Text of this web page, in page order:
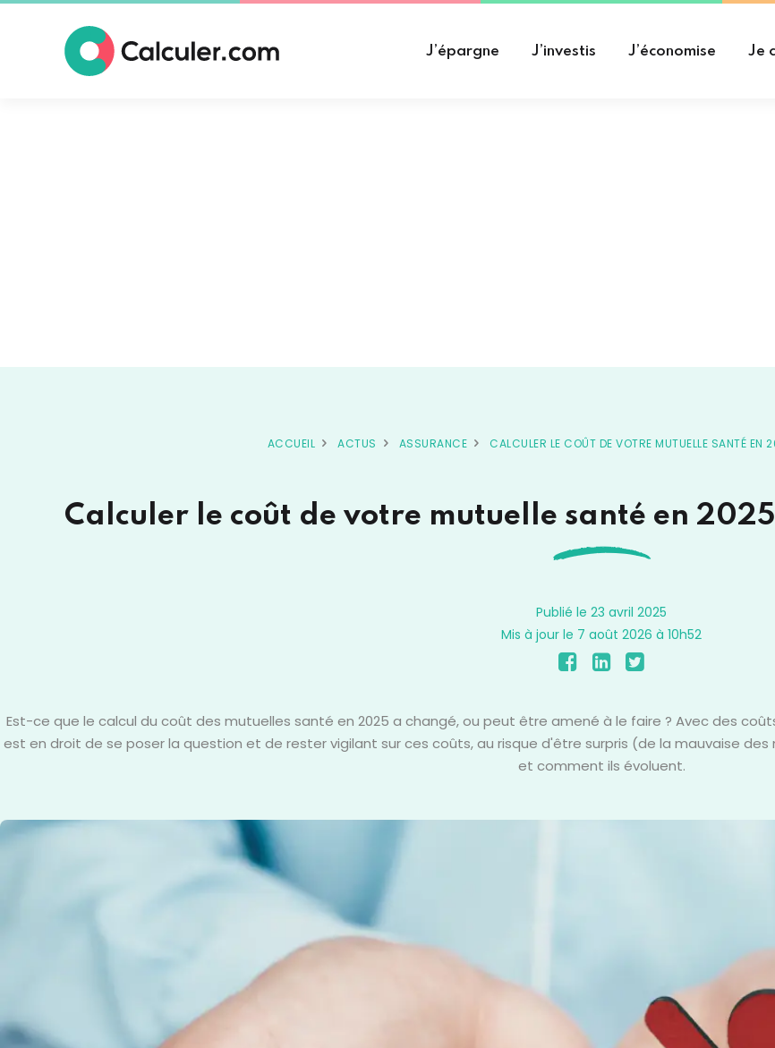
J’épargne J’investis J’économise Je
ACCUEIL ACTUS ASSURANCE CALCULER LE COÛT DE VOTRE MUTUELLE SANTÉ EN
Calculer le coût de votre mutuelle santé en
Publié le 23 avril 2025
Mis à jour le 7 août 2026 à 10h52
Est-ce que le calcul du coût des mutuelles santé en 2025 a changé, ou peut être amené à le faire ? Avec des
est en droit de se poser la question et de rester vigilant sur ces coûts, au risque d'être surpris (de la mauvaise
et comment ils évoluent.